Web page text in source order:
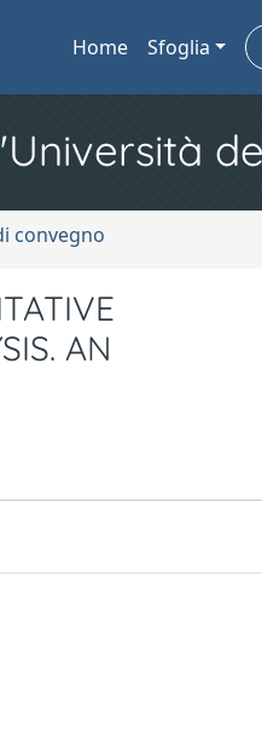
Home Sfoglia
convegno
AN